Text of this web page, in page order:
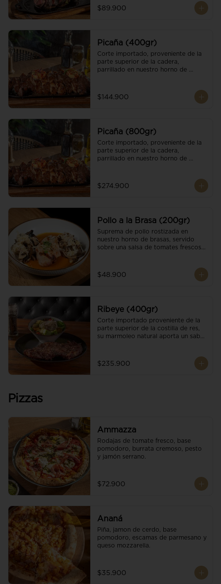
mantequilla de ajo y pimientos.
Acompañado de salsa criolla y una
$89.900
Picaña (400gr)
Corte importado, proveniente de la
parte superior de la cadera,
parrillado en nuestro horno de
Acompañado de salsa criolla de la
casa.
$144.900
Picaña (800gr)
Corte importado, proveniente de la
parte superior de la cadera,
parrillado en nuestro horno de
Acompañado de salsa criolla de la
casa.
$274.900
Pollo a la Brasa (200gr)
Suprema de pollo rostizada en
nuestro horno de brasas, servido
sobre una salsa de tomates frescos y
$48.900
Ribeye (400gr)
Corte importado proveniente de la
parte superior de la costilla de res,
su marmoleo natural aporta un sabor
con cristales de sal y mantequilla de
ajo y pimientos. Acompañado de una
$235.900
Pizzas
Ammazza
Rodajas de tomate fresco, base
pomodoro, burrata cremoso, pesto
y jamón serrano.
$72.900
Ananá
Piña, jamon de cerdo, base
pomodoro, escamas de parmesano y
queso mozzarella.
$35.900